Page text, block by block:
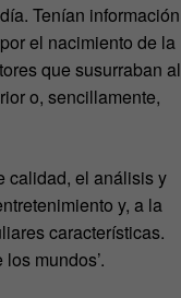
Tenían información
el nacimiento de la
que susurraban al
o, sencillamente,
calidad, el análisis y
y, a la
características.
mundos’.